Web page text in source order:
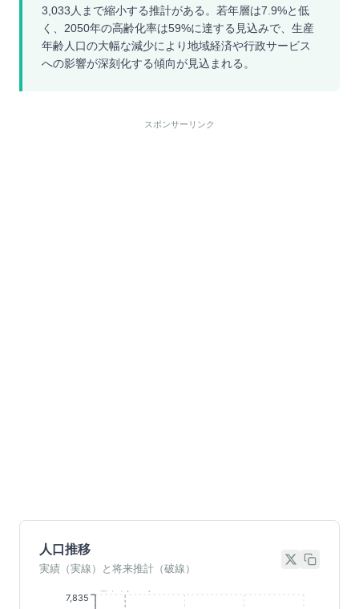
3,033人まで縮小する推計がある。若年層は7.9%と低
く、2050年の高齢化率は59%に達する見込みで、生産
年齢人口の大幅な減少により地域経済や行政サービス
への影響が深刻化する傾向が見込まれる。
スポンサーリンク
人口推移
実績（実線）と将来推計（破線）
7,835